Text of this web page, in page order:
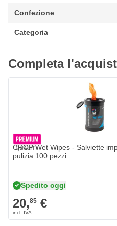
Confezione
Categoria
Completa
CROP Wet Wipes - Salviette
pulizia 100 pezzi
Spedito oggi
20,85 €